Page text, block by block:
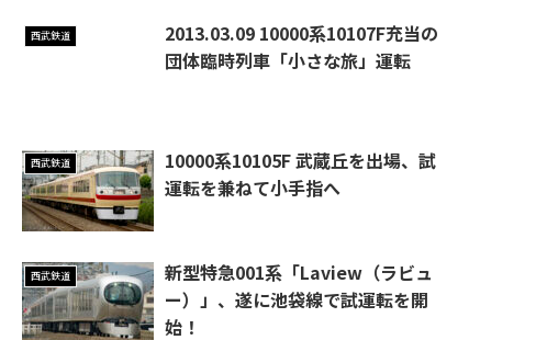
西武鉄道
2013.03.09 10000系10107F充当の
団体臨時列車「小さな旅」運転
西武鉄道
10000系10105F 武蔵丘を出場、試
運転を兼ねて小手指へ
西武鉄道
新型特急001系「Laview（ラビュ
ー）」、遂に池袋線で試運転を開
始！